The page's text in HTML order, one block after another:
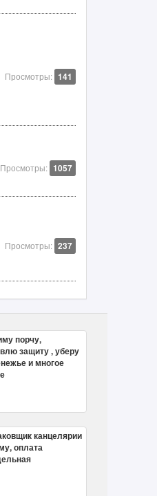
Просмотры: 141
Просмотры: 1057
Просмотры: 237